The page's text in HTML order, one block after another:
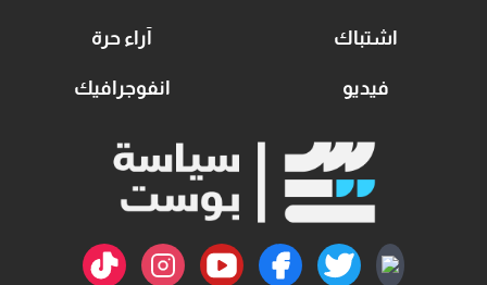
اشتباك آراء حرة
فيديو انفوجرافيك